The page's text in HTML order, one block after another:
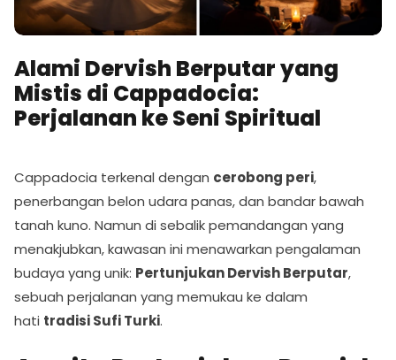
Alami Dervish Berputar yang
Mistis di Cappadocia:
Perjalanan ke Seni Spiritual
Cappadocia terkenal dengan cerobong peri,
penerbangan belon udara panas, dan bandar bawah
tanah kuno. Namun di sebalik pemandangan yang
menakjubkan, kawasan ini menawarkan pengalaman
budaya yang unik: Pertunjukan Dervish Berputar,
sebuah perjalanan yang memukau ke dalam
hati tradisi Sufi Turki.